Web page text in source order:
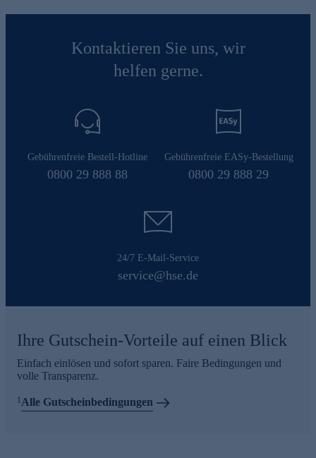
Kontaktieren Sie uns, wir
helfen gerne.
Gebührenfreie Bestell-Hotline
0800 29 888 88
Gebührenfreie EASy-Bestellung
0800 29 888 29
24/7 E-Mail-Service
service@hse.de
Ihre Gutschein-Vorteile auf einen Blick
Einfach einlösen und sofort sparen. Faire Bedingungen und
volle Transparenz.
1 Alle Gutscheinbedingungen